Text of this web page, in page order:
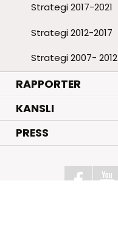
Strategi 2017-2021
Strategi 2012-2017
Strategi 2007- 2012
RAPPORTER
KANSLI
PRESS